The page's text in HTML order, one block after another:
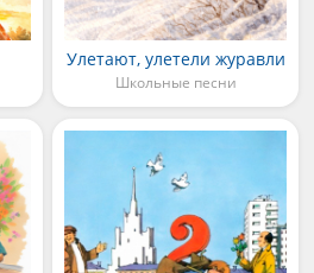
Улетают, улетели журавли
Школьные песни